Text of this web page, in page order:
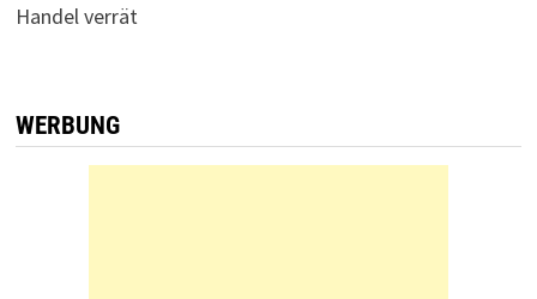
Handel verrät
WERBUNG